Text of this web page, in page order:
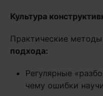
Культура
Практические
подхода:
Регулярные
чему ошибки